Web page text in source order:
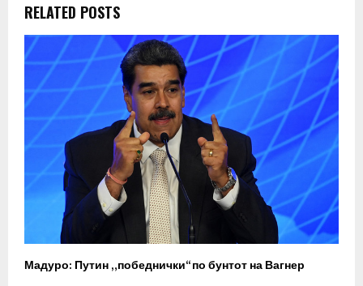
RELATED POSTS
Мадуро: Путин „победнички“ по бунтот на Вагнер